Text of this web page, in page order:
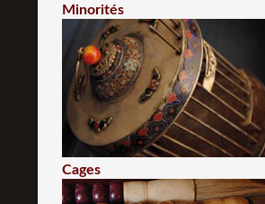
Minorités
Cages